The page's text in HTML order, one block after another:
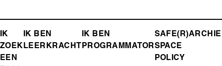
FOOTER-
MENU
IK
ZOEK
EEN
IK BEN
LEERKRACHT
IK BEN
PROGRAMMATOR
SAFE(R)
SPACE
POLICY